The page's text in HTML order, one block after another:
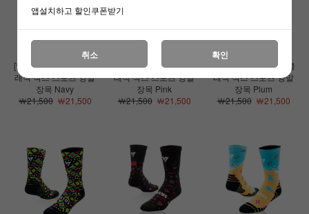
[벌세스]액티브 크루 클
래식 삭스 스포츠 양말
장목 Navy
￦21,500￦21,500
[벌세스]액티브 크루 클
래식 삭스 스포츠 양말
장목 Pink
￦21,500￦21,500
[벌세스]액티브 크루 클
래식 삭스 스포츠 양말
장목 Plum
￦21,500￦21,500
앱설치하고 할인쿠폰받기
취소 확인